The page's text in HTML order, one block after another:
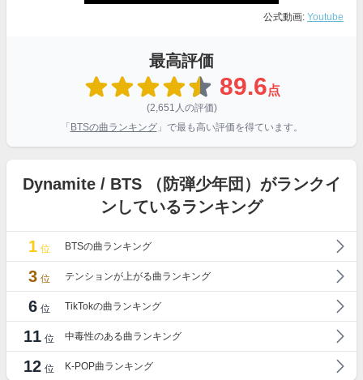
公式動画: Youtube
最高評価
89.6点
(2,651人の評価)
「 BTSの曲ランキング」で最も高い評価を得ています。
Dynamite / BTS （防弾少年団）がランクイ
ンしているランキング
1 位 BTSの曲ランキング
3 位 テンションが上がる曲ランキング
6 位 TikTokの曲ランキング
11 位 中毒性のある曲ランキング
12 位
K-POP曲ランキング